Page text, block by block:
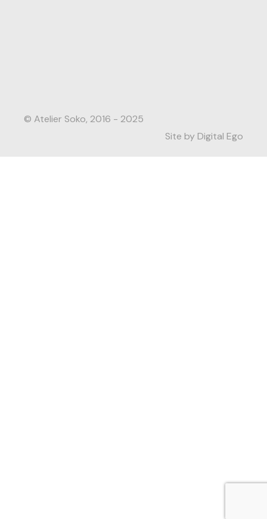
© Atelier Soko, 2016 - 2025
Site by Digital Ego